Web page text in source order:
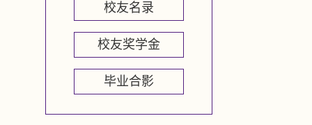
校友名录
校友奖学金
毕业合影